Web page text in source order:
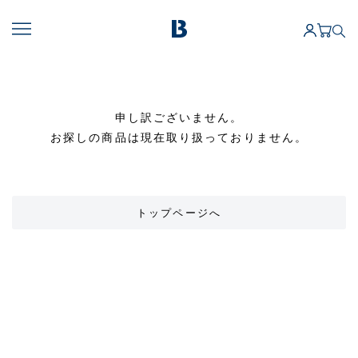
申し訳ございません。
お探しの商品は現在取り扱っておりません。
トップページへ